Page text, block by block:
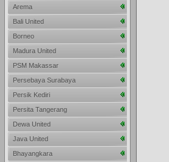
Arema
Bali United
Borneo
Madura United
PSM Makassar
Persebaya Surabaya
Persik Kediri
Persita Tangerang
Dewa United
Java United
Bhayangkara